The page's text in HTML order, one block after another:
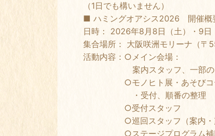
（1日でも構いません）
■ ハミングオアシス2026 開催概
日時： 2026年8月8日（土）・9
集合場所： 大阪咲洲モリーナ（〒
活動内容：○メイン会場：
案内スタッフ、一部のブー
○モノヒト展・あそびコーナ
・受付、順番の整理
○受付スタッフ
○巡回スタッフ（案内・声掛
○ステージプログラム補助